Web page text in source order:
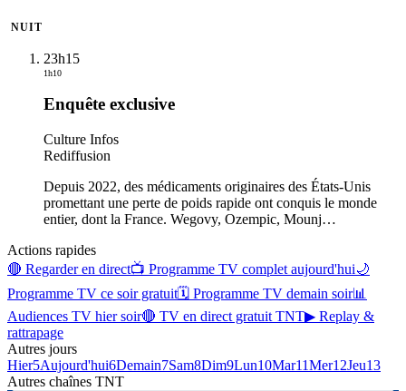
NUIT
23h15
1h10
Enquête exclusive
Culture Infos
Rediffusion
Depuis 2022, des médicaments originaires des États-Unis
promettant une perte de poids rapide ont conquis le monde
entier, dont la France. Wegovy, Ozempic, Mounj…
Actions rapides
🔴 Regarder en direct📺 Programme TV complet aujourd'hui🌙
Programme TV ce soir gratuit🗓 Programme TV demain soir📊
Audiences TV hier soir🔴 TV en direct gratuit TNT▶ Replay &
rattrapage
Autres jours
Hier5Aujourd'hui6Demain7Sam8Dim9Lun10Mar11Mer12Jeu13
Autres chaînes TNT